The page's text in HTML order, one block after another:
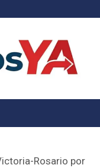
Rosario por